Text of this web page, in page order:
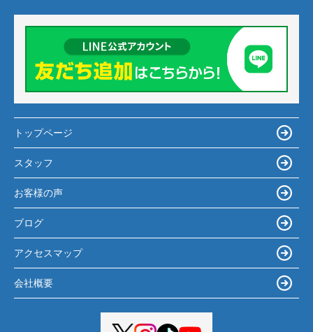
トップページ
スタッフ
お客様の声
ブログ
アクセスマップ
会社概要